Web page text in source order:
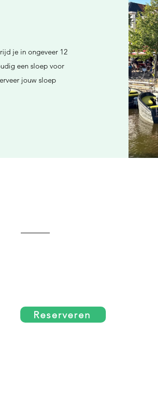
je in ongeveer 12
een sloep voor
jouw sloep
Reserveren